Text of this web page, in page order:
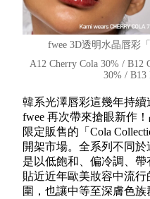
fwee 3D透明水晶唇彩
A12 Cherry Cola 30% / B12
30% / B13
韓系光澤唇彩這幾年持
fwee 再次帶來搶眼新作
限定販售的「Cola
開架市場。全系列不同
是以低飽和、偏冷調、
貼近近年歐美妝容中流
圍，也讓中等至深膚色